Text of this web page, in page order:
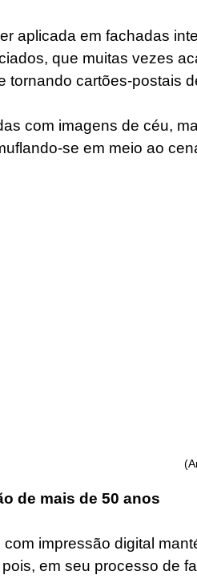
aplicada em fachadas
que muitas vezes
tornando cartões-postais
com imagens de céu,
se em meio ao
de mais de 50 anos
com impressão digital
em seu processo de